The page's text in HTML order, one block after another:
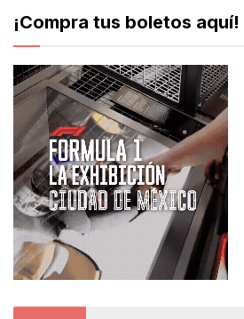
¡Compra tus boletos aquí!